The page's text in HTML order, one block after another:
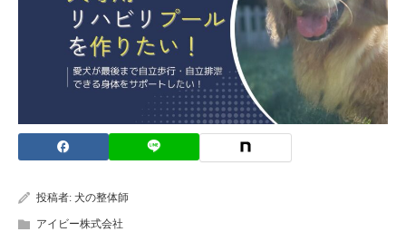
投稿者: 犬の整体師
アイビー株式会社